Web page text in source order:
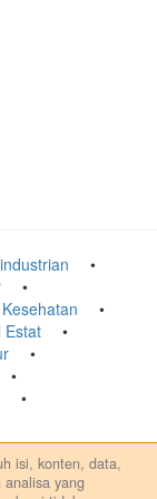
Kesehatan
Estat
isi, konten, data,
yang